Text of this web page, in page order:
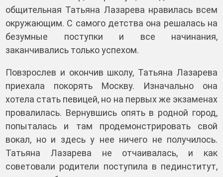
общительная Татьяна Лазарева нравилась всем
окружающим. С самого детства она решалась на
безумные поступки и все начинания,
заканчивались только успехом.
Повзрослев и окончив школу, Татьяна Лазарева
приехала покорять Москву. Изначально она
хотела стать певицей, но на первых же экзаменах
провалилась. Вернувшись опять в родной город,
попыталась и там продемонстрировать свой
вокал, но и здесь у нее ничего не получилось.
Татьяна Лазарева не отчаивалась, и как
советовали родители поступила в пединститут,